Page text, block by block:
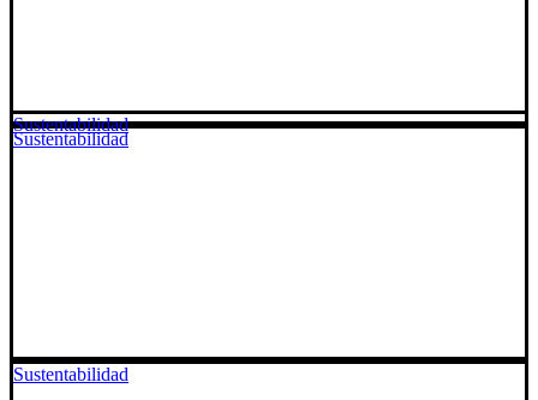
Sustentabilidad
Sustentabilidad
Sustentabilidad